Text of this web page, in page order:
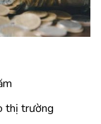
thị trường